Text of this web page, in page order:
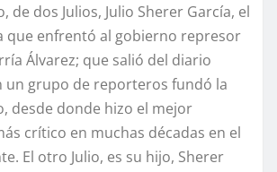
de dos Julios, Julio Sherer García, el
que enfrentó al gobierno represor
Álvarez; que salió del diario
un grupo de reporteros fundó la
desde donde hizo el mejor
crítico en muchas décadas en el
El otro Julio, es su hijo, Sherer